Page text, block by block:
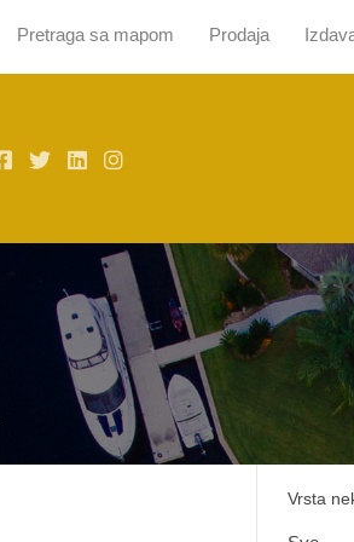
Naslovna O nama
Pretraga sa mapom Prodaja
Vrsta